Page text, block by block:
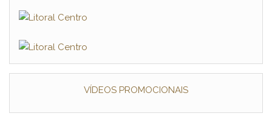
VÍDEOS PROMOCIONAIS